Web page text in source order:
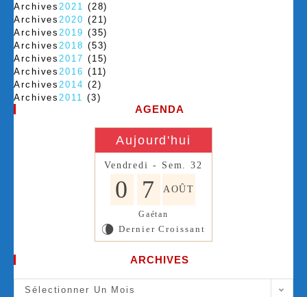
Archives2021 (28)
Archives2020 (21)
Archives2019 (35)
Archives2018 (53)
Archives2017 (15)
Archives2016 (11)
Archives2014 (2)
Archives2011 (3)
AGENDA
Aujourd'hui
Vendredi - Sem. 32
0 7 AOÛT
Gaétan
V Dernier Croissant
ARCHIVES
Sélectionner Un Mois